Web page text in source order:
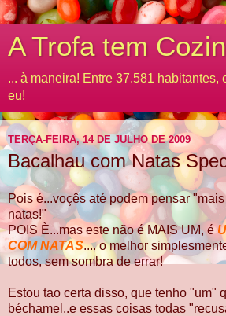
A Trofa tem
... à maneira! Entre 37.581 habitantes,
eu!
TERÇA-FEIRA, 14 DE JULHO DE 2009
Bacalhau com Natas
Pois é...voçês até podem pensar
natas!"
POIS È...mas este não é MAIS UM, é
COM NATAS.... o melhor
todos, sem sombra de errar!
Estou tao certa disso, que tenho "um"
béchamel..e essas coisas todas